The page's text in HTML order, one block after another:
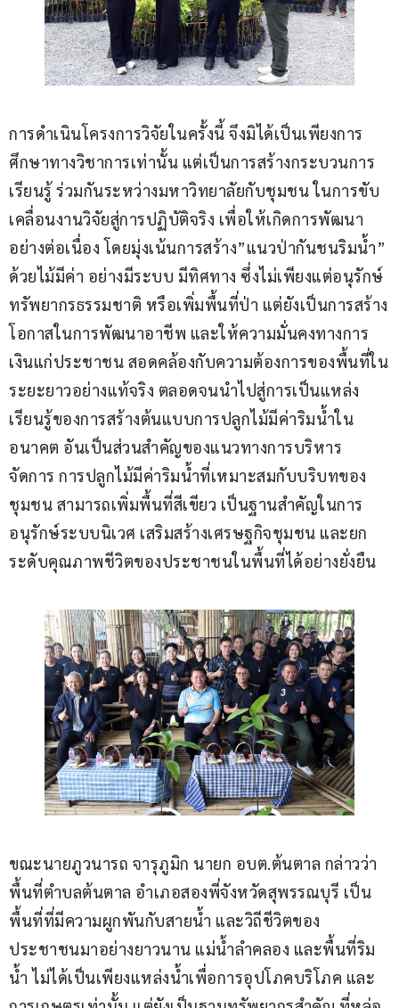
การดำเนินโครงการวิจัยในครั้งนี้ จึงมิได้เป็นเพียงการ
ศึกษาทางวิชาการเท่านั้น แต่เป็นการสร้างกระบวนการ
เรียนรู้ ร่วมกันระหว่างมหาวิทยาลัยกับชุมชน ในการขับ
เคลื่อนงานวิจัยสู่การปฏิบัติจริง เพื่อให้เกิดการพัฒนา
อย่างต่อเนื่อง โดยมุ่งเน้นการสร้าง”แนวป่ากันชนริมน้ำ”
ด้วยไม้มีค่า อย่างมีระบบ มีทิศทาง ซึ่งไม่เพียงแต่อนุรักษ์
ทรัพยากรธรรมชาติ หรือเพิ่มพื้นที่ป่า แต่ยังเป็นการสร้าง
โอกาสในการพัฒนาอาชีพ และให้ความมั่นคงทางการ
เงินแก่ประชาชน สอดคล้องกับความต้องการของพื้นที่ใน
ระยะยาวอย่างแท้จริง ตลอดจนนำไปสู่การเป็นแหล่ง
เรียนรู้ของการสร้างต้นแบบการปลูกไม้มีค่าริมน้ำใน
อนาคต อันเป็นส่วนสำคัญของแนวทางการบริหาร
จัดการ การปลูกไม้มีค่าริมน้ำที่เหมาะสมกับบริบทของ
ชุมชน สามารถเพิ่มพื้นที่สีเขียว เป็นฐานสำคัญในการ
อนุรักษ์ระบบนิเวศ เสริมสร้างเศรษฐกิจชุมชน และยก
ระดับคุณภาพชีวิตของประชาชนในพื้นที่ได้อย่างยั่งยืน
ขณะนายภูวนารถ จารุภูมิก นายก อบต.ต้นตาล กล่าวว่า
พื้นที่ตำบลต้นตาล อำเภอสองพี่จังหวัดสุพรรณบุรี เป็น
พื้นที่ที่มีความผูกพันกับสายน้ำ และวิถีชีวิตของ
ประชาชนมาอย่างยาวนาน แม่น้ำลำคลอง และพื้นที่ริม
น้ำ ไม่ได้เป็นเพียงแหล่งน้ำเพื่อการอุปโภคบริโภค และ